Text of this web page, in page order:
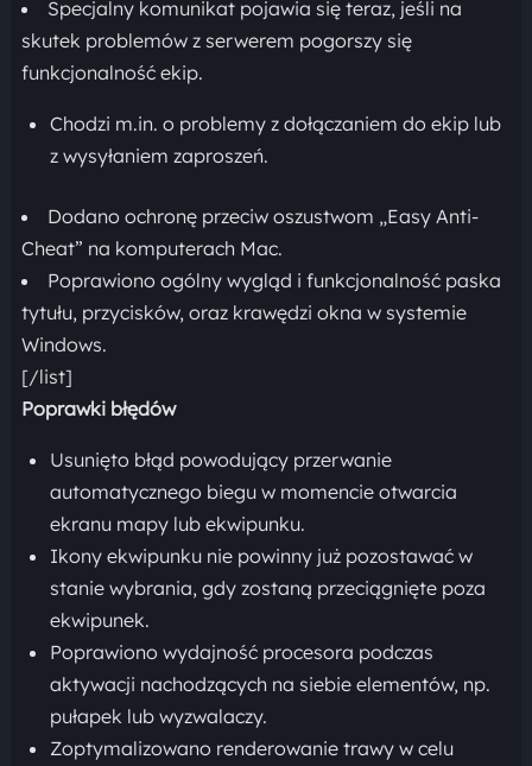
Specjalny komunikat pojawia się teraz, jeśli na
skutek problemów z serwerem pogorszy się
funkcjonalność ekip.
Chodzi m.in. o problemy z dołączaniem do ekip lub
z wysyłaniem zaproszeń.
Dodano ochronę przeciw oszustwom „Easy Anti-
Cheat” na komputerach Mac.
Poprawiono ogólny wygląd i funkcjonalność paska
tytułu, przycisków, oraz krawędzi okna w systemie
Windows.
[/list]
Poprawki błędów
Usunięto błąd powodujący przerwanie
automatycznego biegu w momencie otwarcia
ekranu mapy lub ekwipunku.
Ikony ekwipunku nie powinny już pozostawać w
stanie wybrania, gdy zostaną przeciągnięte poza
ekwipunek.
Poprawiono wydajność procesora podczas
aktywacji nachodzących na siebie elementów, np.
pułapek lub wyzwalaczy.
Zoptymalizowano renderowanie trawy w celu